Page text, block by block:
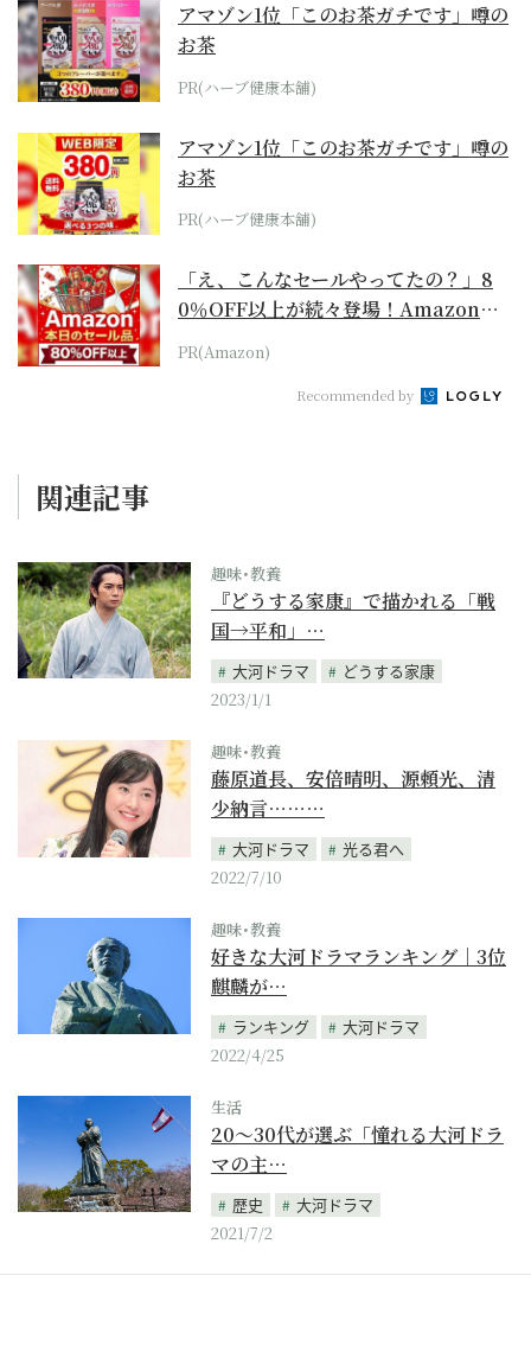
アマゾン1位「このお茶ガチです」噂の
お茶
PR(ハーブ健康本舗)
アマゾン1位「このお茶ガチです」噂の
お茶
PR(ハーブ健康本舗)
「え、こんなセールやってたの？」8
0％OFF以上が続々登場！Amazonの
本気が...
PR(Amazon)
Recommended by
関連記事
趣味･教養
『どうする家康』で描かれる「戦
国→平和」…
大河ドラマ
どうする家康
2023/1/1
趣味･教養
藤原道長、安倍晴明、源頼光、清
少納言………
大河ドラマ
光る君へ
2022/7/10
趣味･教養
好きな大河ドラマランキング｜3位
麒麟が…
ランキング
大河ドラマ
2022/4/25
生活
20～30代が選ぶ「憧れる大河ドラ
マの主…
歴史
大河ドラマ
2021/7/2